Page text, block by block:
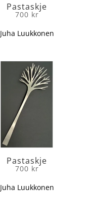
Pastaskje
700 kr
Juha Luukkonen
Pastaskje
700 kr
Juha Luukkonen